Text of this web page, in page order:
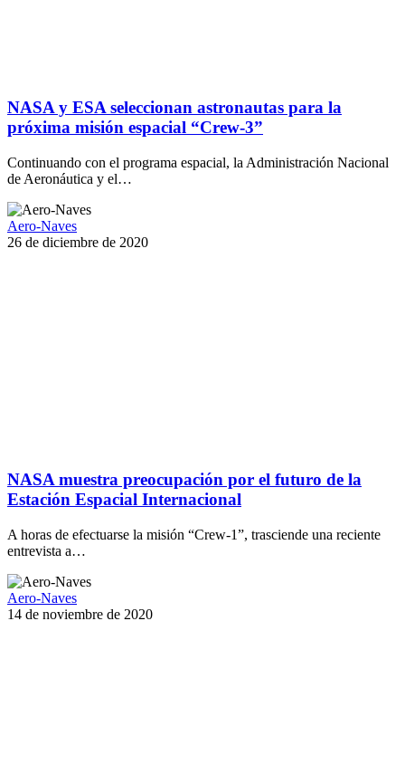
NASA y ESA seleccionan astronautas para la
próxima misión espacial “Crew-3”
Continuando con el programa espacial, la Administración Nacional
de Aeronáutica y el…
Aero-Naves
26 de diciembre de 2020
NASA muestra preocupación por el futuro de la
Estación Espacial Internacional
A horas de efectuarse la misión “Crew-1”, trasciende una reciente
entrevista a…
Aero-Naves
14 de noviembre de 2020